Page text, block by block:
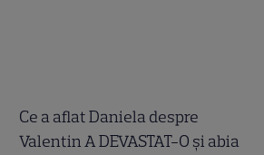
Ce a aflat Daniela despre
Valentin A DEVASTAT-O și abia